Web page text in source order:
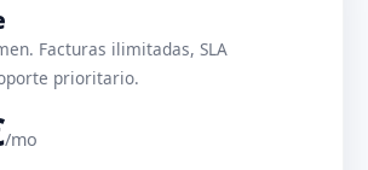
Facturas ilimitadas, SLA
prioritario.
/mo